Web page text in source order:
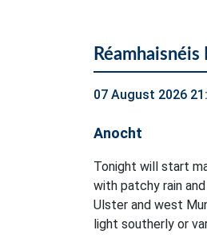
07 August 2026
Anocht
Tonight will start
with patchy rain
Ulster and west
light southerly or